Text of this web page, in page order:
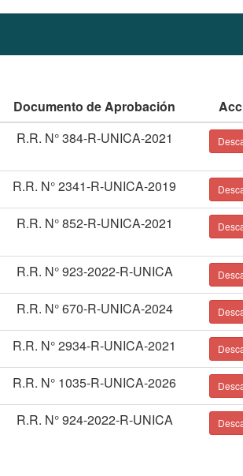
Documento de Aprobación
R.R. N° 384-R-UNICA-2021
R.R. N° 2341-R-UNICA-2019
R.R. N° 852-R-UNICA-2021
R.R. N° 923-2022-R-UNICA
R.R. N° 670-R-UNICA-2024
R.R. N° 2934-R-UNICA-2021
R.R. N° 1035-R-UNICA-2026
R.R. N° 924-2022-R-UNICA